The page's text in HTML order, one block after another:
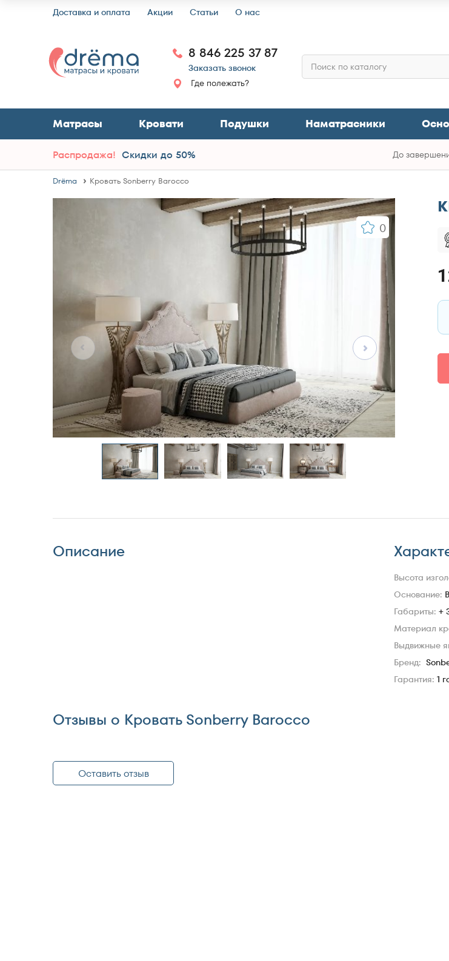
Доставка и оплата Акции Статьи О нас
8 846 225 37 87
Заказать звонок
Где полежать?
Матрасы Кровати Подушки Наматрасники
Распродажа! Скидки до 50% До
Drёma Кровать Sonberry Barocco
0
Описание
Высота
Основание:
Габариты:
Материал
Выдвижные
Бренд:
Гарантия:
1
Отзывы о Кровать Sonberry Barocco
Оставить отзыв